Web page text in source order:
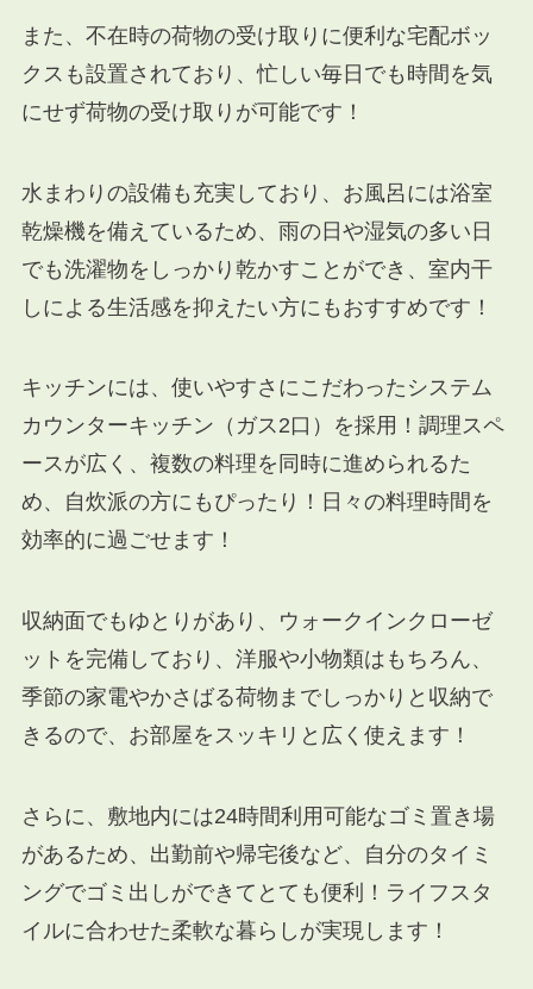
また、不在時の荷物の受け取りに便利な宅配ボッ
クスも設置されており、忙しい毎日でも時間を気
にせず荷物の受け取りが可能です！
水まわりの設備も充実しており、お風呂には浴室
乾燥機を備えているため、雨の日や湿気の多い日
でも洗濯物をしっかり乾かすことができ、室内干
しによる生活感を抑えたい方にもおすすめです！
キッチンには、使いやすさにこだわったシステム
カウンターキッチン（ガス2口）を採用！調理スペ
ースが広く、複数の料理を同時に進められるた
め、自炊派の方にもぴったり！日々の料理時間を
効率的に過ごせます！
収納面でもゆとりがあり、ウォークインクローゼ
ットを完備しており、洋服や小物類はもちろん、
季節の家電やかさばる荷物までしっかりと収納で
きるので、お部屋をスッキリと広く使えます！
さらに、敷地内には24時間利用可能なゴミ置き場
があるため、出勤前や帰宅後など、自分のタイミ
ングでゴミ出しができてとても便利！ライフスタ
イルに合わせた柔軟な暮らしが実現します！